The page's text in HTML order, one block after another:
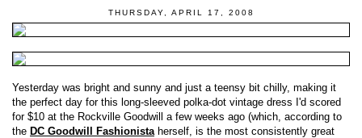
THURSDAY, APRIL 17, 2008
Yesterday was bright and sunny and just a teensy bit chilly, making it
the perfect day for this long-sleeved polka-dot vintage dress I'd scored
for $10 at the Rockville Goodwill a few weeks ago (which, according to
the DC Goodwill Fashionista herself, is the most consistently great